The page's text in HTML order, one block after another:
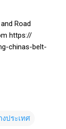
Road
https://
chinas-belt-
ประเทศ